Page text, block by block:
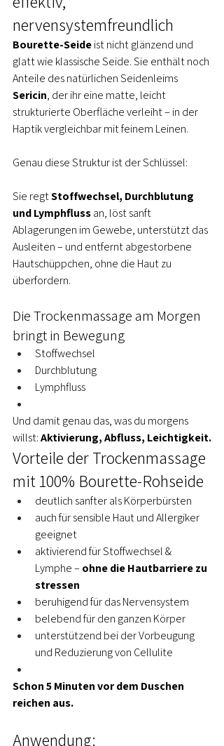
nervensystemfreundlich
Bourette-Seide ist nicht glänzend und
glatt wie klassische Seide. Sie enthält noch
Anteile des natürlichen Seidenleims
Sericin, der ihr eine matte, leicht
strukturierte Oberfläche verleiht – in der
Haptik vergleichbar mit feinem Leinen.
Genau diese Struktur ist der Schlüssel:
Sie regt Stoffwechsel, Durchblutung
und Lymphfluss an, löst sanft
Ablagerungen im Gewebe, unterstützt das
Ausleiten – und entfernt abgestorbene
Hautschüppchen, ohne die Haut zu
überfordern.
Die Trockenmassage am Morgen
bringt in Bewegung
Stoffwechsel
Durchblutung
Lymphfluss
Und damit genau das, was du morgens
willst: Aktivierung, Abfluss, Leichtigkeit.
Vorteile der Trockenmassage
mit 100% Bourette-Rohseide
deutlich sanfter als Körperbürsten
auch für sensible Haut und Allergiker
geeignet
aktivierend für Stoffwechsel &
Lymphe – ohne die Hautbarriere zu
stressen
beruhigend für das Nervensystem
belebend für den ganzen Körper
unterstützend bei der Vorbeugung
und Reduzierung von Cellulite
Schon 5 Minuten vor dem Duschen
reichen aus.
Anwendung: